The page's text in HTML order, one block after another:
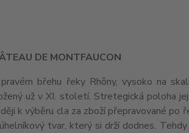
TEAU DE MONTFAUCON
břehu řeky Rhôny, vysoko na
už v XI. století. Stretegická poloha
k výběru cla za zboží přepravované po
tvar, který si drží dodnes.